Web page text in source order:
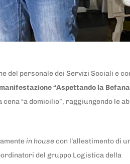
del personale dei Servizi Sociali e
“Aspettando la
“a domicilio”, raggiungendo le
in housecon l’allestimento di
del gruppo Logistica della